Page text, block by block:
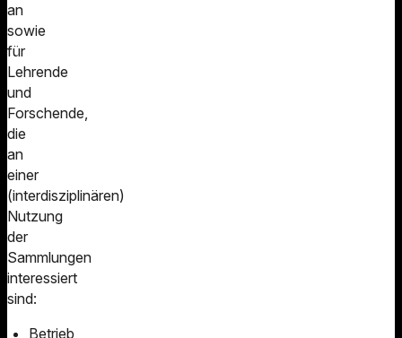
an
sowie
für
Lehrende
und
Forschende,
die
an
einer
(interdisziplinären)
Nutzung
der
Sammlungen
interessiert
sind:
Betrieb